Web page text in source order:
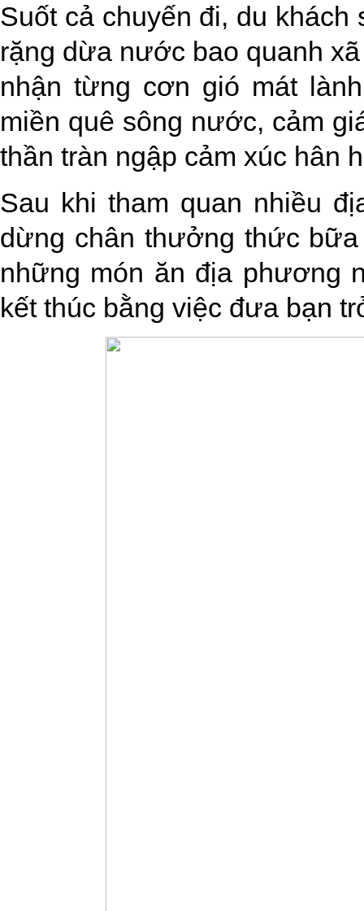
Suốt cả chuyến đi, du
rặng dừa nước bao quanh
nhận từng cơn gió mát
miền quê sông nước, cảm
thần tràn ngập cảm xúc hân
Sau khi tham quan nhiều
dừng chân thưởng thức
những món ăn địa phương
kết thúc bằng việc đưa bạn